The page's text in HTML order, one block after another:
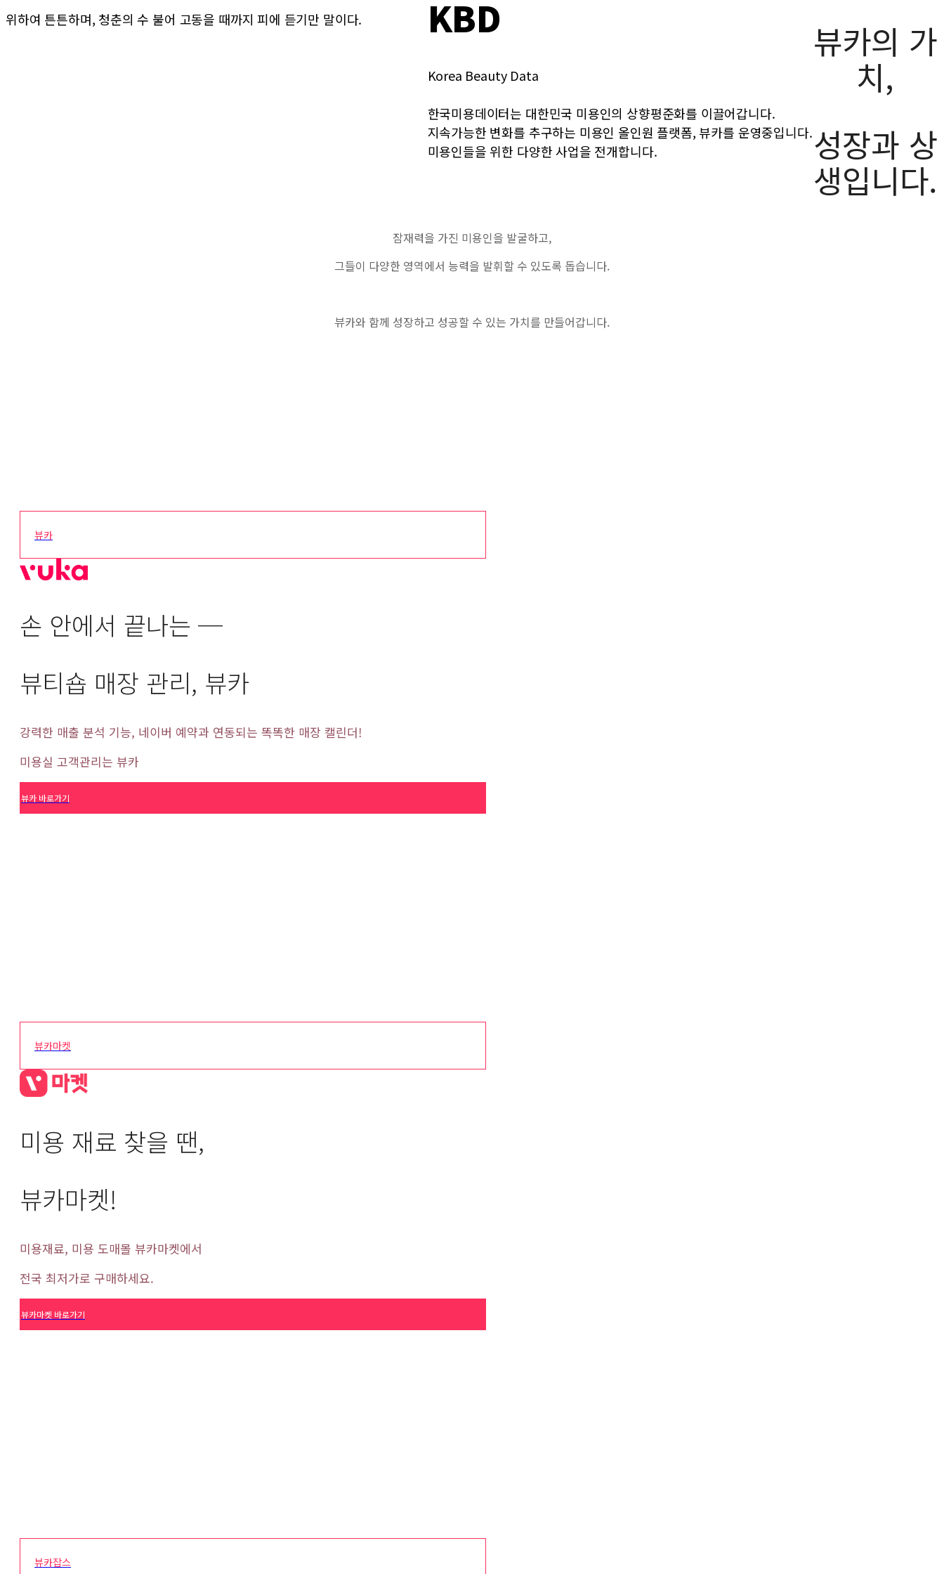
위하여 튼튼하며, 청춘의 수 불어 고동을 때까지 피에 듣기만 말이다. KBD
Korea Beauty Data
한국미용데이터는 대한민국 미용인의 상향평준화를 이끌어갑니다.
지속가능한 변화를 추구하는 미용인 올인원 플랫폼, 뷰카를 운영중입니다.
미용인들을 위한 다양한 사업을 전개합니다.
뷰카의 가
치,
성장과 상
생입니다.
잠재력을 가진 미용인을 발굴하고,
그들이 다양한 영역에서 능력을 발휘할 수 있도록 돕습니다.
뷰카와 함께 성장하고 성공할 수 있는 가치를 만들어갑니다.
뷰카
손 안에서 끝나는 ─
뷰티숍 매장 관리, 뷰카
강력한 매출 분석 기능, 네이버 예약과 연동되는 똑똑한 매장 캘린더!
미용실 고객관리는 뷰카
뷰카 바로가기
뷰카마켓
미용 재료 찾을 땐,
뷰카마켓!
미용재료, 미용 도매몰 뷰카마켓에서
전국 최저가로 구매하세요.
뷰카마켓 바로가기
뷰카잡스